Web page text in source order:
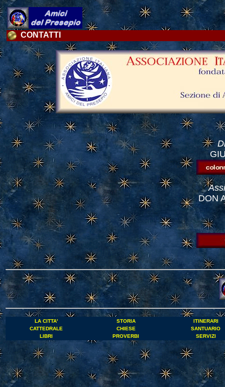
CONTATTI
DON
LA CITTA' STORIA
ITINERARI
CATTEDRALE
CHIESE
SANTUARIO
LIBRI
PROVERBI SERVIZI